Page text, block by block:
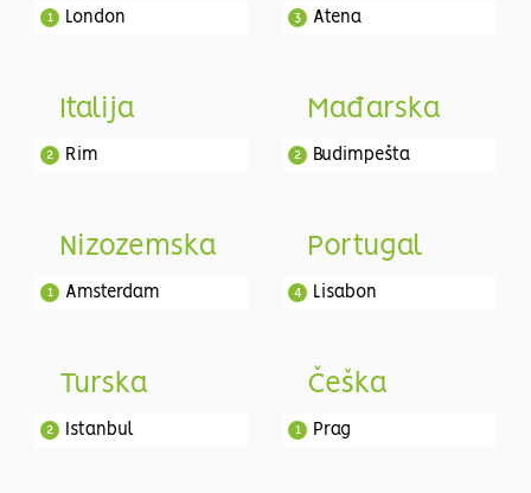
London
1 Atena
3
Italija
Rim
2
Mađarska
Budimpešta
2
Nizozemska
Amsterdam
1
Portugal
Lisabon
4
Turska
Istanbul
2
Češka
Prag
1